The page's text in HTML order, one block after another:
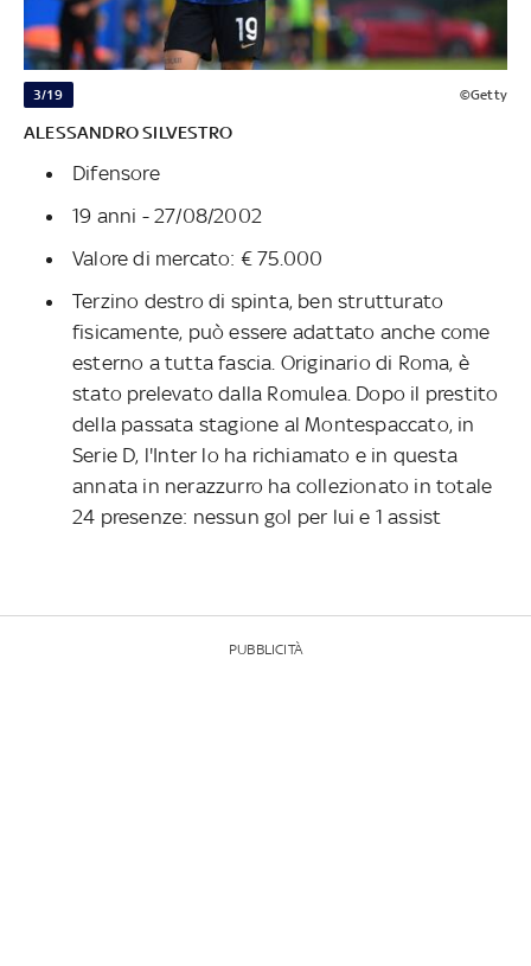
3/19 ©Getty
ALESSANDRO SILVESTRO
Difensore
19 anni - 27/08/2002
Valore di mercato: € 75.000
Terzino destro di spinta, ben strutturato
fisicamente, può essere adattato anche come
esterno a tutta fascia. Originario di Roma, è
stato prelevato dalla Romulea. Dopo il prestito
della passata stagione al Montespaccato, in
Serie D, l'Inter lo ha richiamato e in questa
annata in nerazzurro ha collezionato in totale
24 presenze: nessun gol per lui e 1 assist
PUBBLICITÀ